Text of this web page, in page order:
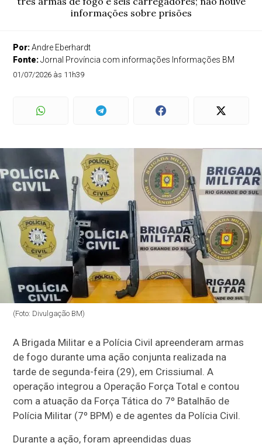
informações sobre prisões
Por:Andre Eberhardt
Fonte:Jornal Província com informações Informações BM
01/07/2026 às 11h39
(Foto: Divulgação BM)
A Brigada Militar e a Polícia Civil apreenderam armas
de fogo durante uma ação conjunta realizada na
tarde de segunda-feira (29), em Crissiumal. A
operação integrou a Operação Força Total e contou
com a atuação da Força Tática do 7º Batalhão de
Polícia Militar (7º BPM) e de agentes da Polícia Civil.
Durante a ação, foram apreendidas duas